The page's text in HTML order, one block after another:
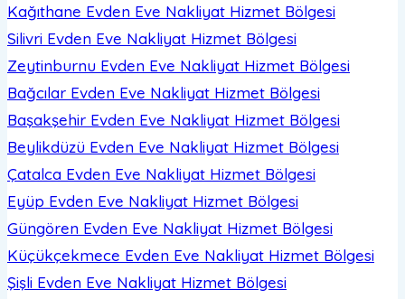
Kağıthane Evden Eve Nakliyat Hizmet Bölgesi
Silivri Evden Eve Nakliyat Hizmet Bölgesi
Zeytinburnu Evden Eve Nakliyat Hizmet Bölgesi
Bağcılar Evden Eve Nakliyat Hizmet Bölgesi
Başakşehir Evden Eve Nakliyat Hizmet Bölgesi
Beylikdüzü Evden Eve Nakliyat Hizmet Bölgesi
Çatalca Evden Eve Nakliyat Hizmet Bölgesi
Eyüp Evden Eve Nakliyat Hizmet Bölgesi
Güngören Evden Eve Nakliyat Hizmet Bölgesi
Küçükçekmece Evden Eve Nakliyat Hizmet Bölgesi
Şişli Evden Eve Nakliyat Hizmet Bölgesi